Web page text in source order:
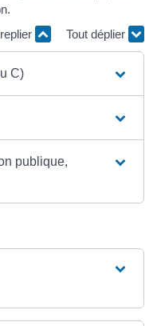
Tout déplier
C)
publique,